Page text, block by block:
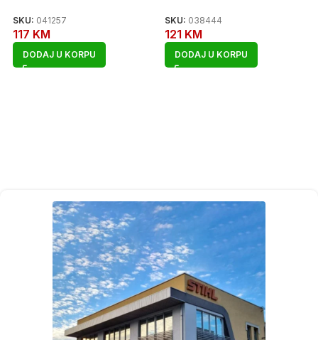
SKU: 041257
117 KM
DODAJ U KORPU
SKU: 038444
121 KM
DODAJ U KORPU